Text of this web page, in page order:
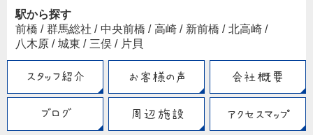
駅から探す
前橋 / 群馬総社 / 中央前橋 / 高崎 / 新前橋 / 北高崎 /
八木原 / 城東 / 三俣 / 片貝